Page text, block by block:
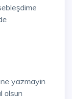
yazmayin
olsun